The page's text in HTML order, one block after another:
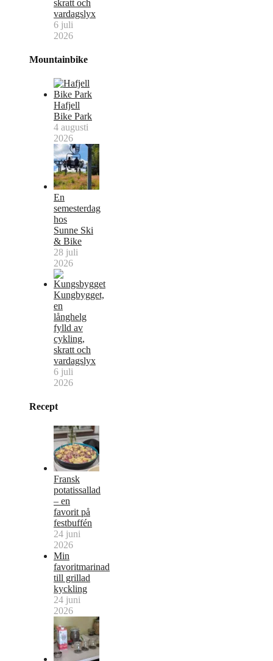
skratt och
vardagslyx
6 juli
2026
Mountainbike
Hafjell
Bike Park
4 augusti
2026
En
semesterdag
hos
Sunne Ski
& Bike
28 juli
2026
Kungbygget,
en
långhelg
fylld av
cykling,
skratt och
vardagslyx
6 juli
2026
Recept
Fransk
potatissallad
– en
favorit på
festbuffén
24 juni
2026
Min
favoritmarinad
till grillad
kyckling
24 juni
2026